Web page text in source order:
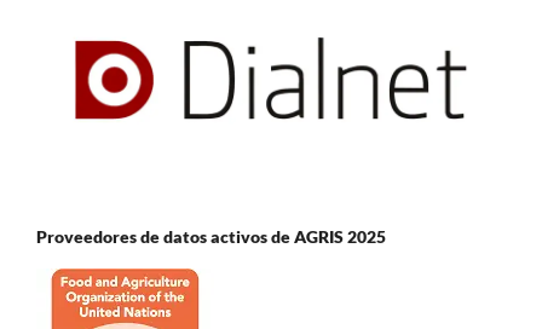
Proveedores de datos activos de AGRIS 2025